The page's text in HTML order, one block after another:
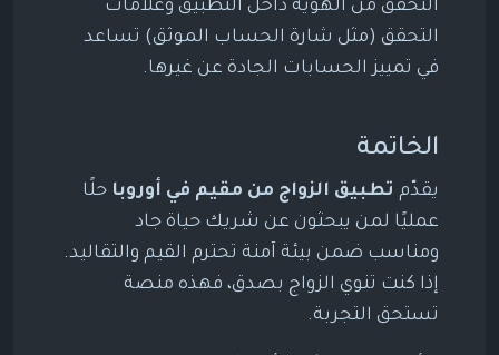
التحقق من الهوية داخل التطبيق وعلامات
التحقق (مثل شارة الحساب الموثق) تساعد
في تمييز الحسابات الجادة عن غيرها.
الخاتمة
يقدّم تطبيق الزواج من مقيم في أوروبا حلًا
عمليًا لمن يبحثون عن شريك حياة جاد
ومناسب ضمن بيئة آمنة تحترم القيم والتقاليد.
إذا كنت تنوي الزواج بصدق، فهذه منصة
تستحق التجربة.